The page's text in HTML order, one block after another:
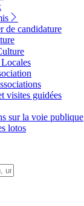
de candidature
visites guidées
sur la voie publique
lotos